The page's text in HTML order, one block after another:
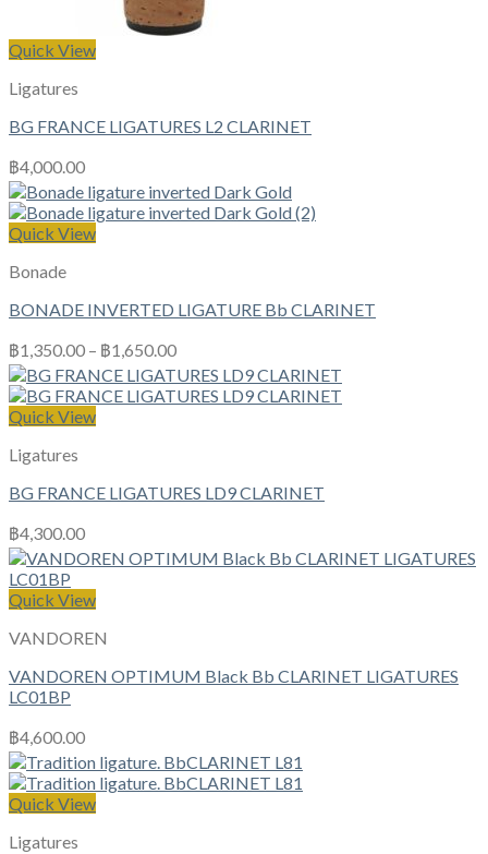
Quick View
Ligatures
BG FRANCE LIGATURES L2 CLARINET
฿4,000.00
Quick View
Bonade
BONADE INVERTED LIGATURE Bb CLARINET
฿1,350.00 – ฿1,650.00
Quick View
Ligatures
BG FRANCE LIGATURES LD9 CLARINET
฿4,300.00
Quick View
VANDOREN
VANDOREN OPTIMUM Black Bb CLARINET LIGATURES
LC01BP
฿4,600.00
Quick View
Ligatures